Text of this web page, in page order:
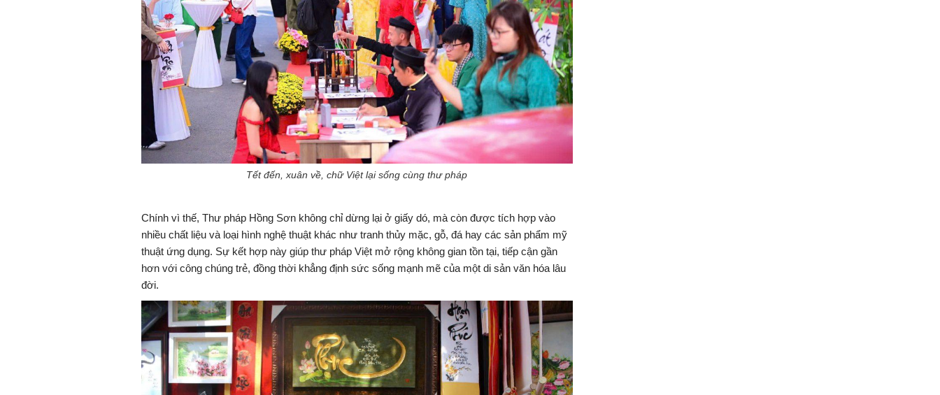
Tết đến, xuân về, chữ Việt lại sống cùng thư pháp
Chính vì thế, Thư pháp Hồng Sơn không chỉ dừng lại ở giấy dó, mà còn được tích hợp vào
nhiều chất liệu và loại hình nghệ thuật khác như tranh thủy mặc, gỗ, đá hay các sản phẩm mỹ
thuật ứng dụng. Sự kết hợp này giúp thư pháp Việt mở rộng không gian tồn tại, tiếp cận gần
hơn với công chúng trẻ, đồng thời khẳng định sức sống mạnh mẽ của một di sản văn hóa lâu
đời.